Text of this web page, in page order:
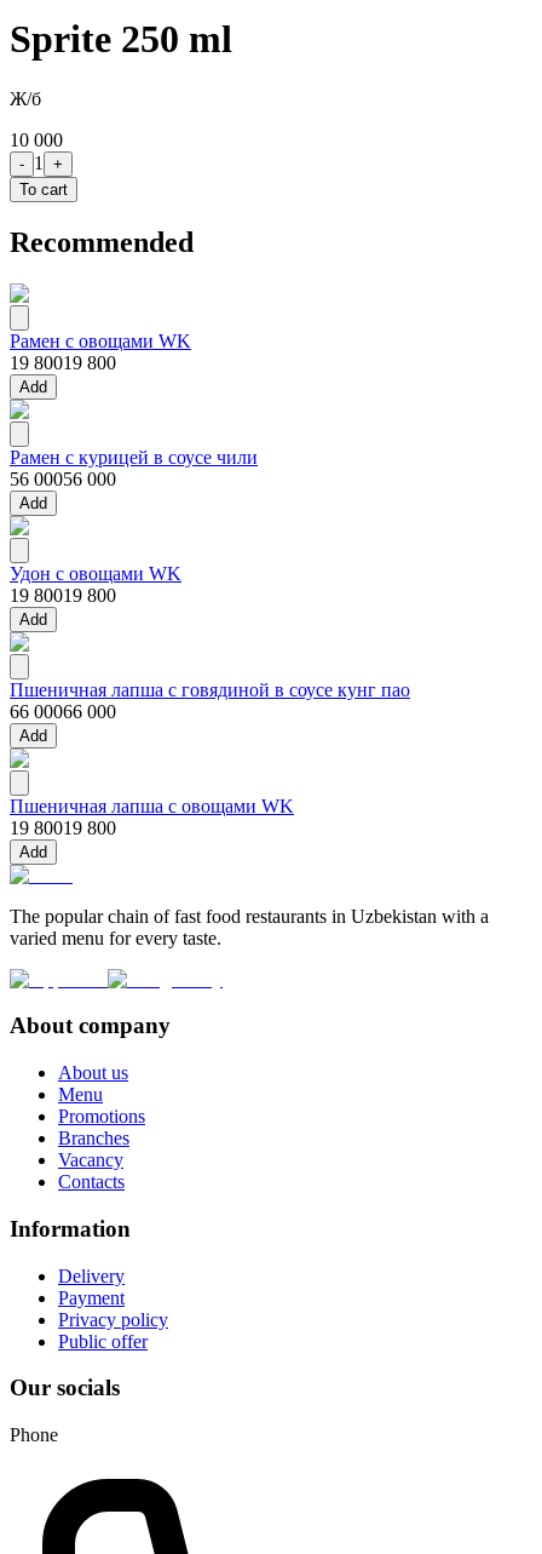
Sprite 250 ml
Ж/б
10 000
- 1
+
To cart
Recommended
Рамен с овощами WK
19 80019 800
Add
Рамен с курицей в соусе чили
56 00056 000
Add
Удон с овощами WK
19 80019 800
Add
Пшеничная лапша с говядиной в соусе кунг пао
66 00066 000
Add
Пшеничная лапша с овощами WK
19 80019 800
Add
The popular chain of fast food restaurants in Uzbekistan with a
varied menu for every taste.
About company
About us
Menu
Promotions
Branches
Vacancy
Contacts
Information
Delivery
Payment
Privacy policy
Public offer
Our socials
Phone